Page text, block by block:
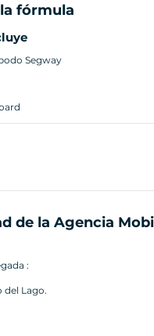
fórmula
Segway
de la Agencia
:
del Lago.